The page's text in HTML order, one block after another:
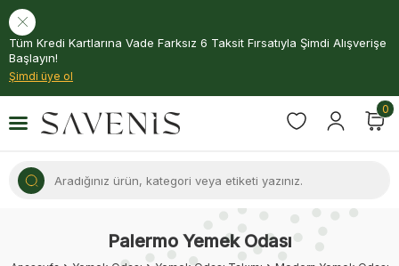
Tüm Kredi Kartlarına Vade Farksız 6 Taksit Fırsatıyla Şimdi Alışverişe
Başlayın!
Şimdi üye ol
0
Palermo Yemek Odası